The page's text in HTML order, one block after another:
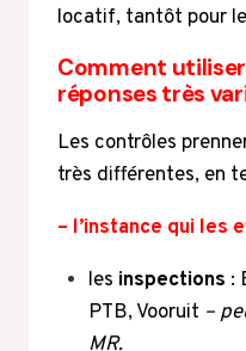
locatif, tantôt pour
Comment
réponses très
Les contrôles
très différentes, en
– l’instance qui les
les inspections :
PTB, Vooruit –
MR.